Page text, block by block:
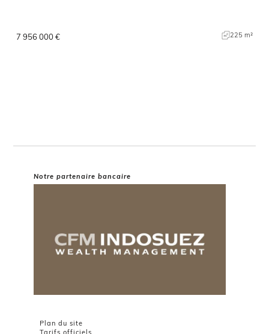
7 956 000 € 225 m²
Notre partenaire bancaire
Plan du site
Tarifs officiels